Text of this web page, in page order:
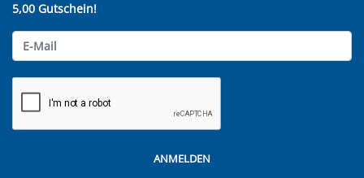
5,00 Gutschein!
ANMELDEN